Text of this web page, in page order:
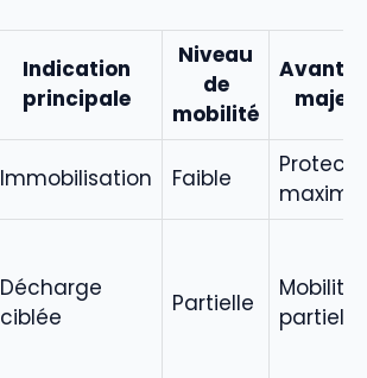
Indication
principale
Niveau
de
mobilité
Immobilisation Faible
Décharge
ciblée
Partielle
Mobilité
partielle